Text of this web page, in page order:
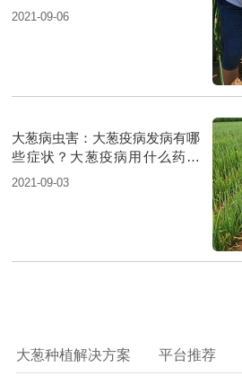
好？
2021-09-06
大葱病虫害：大葱疫病发病有哪
些症状？大葱疫病用什么药防
治？
2021-09-03
大葱种植解决方案 平台推荐